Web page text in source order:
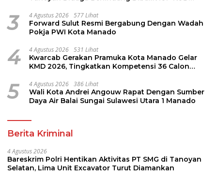
3 4 Agustus 2026 577 Lihat
Forward Sulut Resmi Bergabung Dengan Wadah
Pokja PWI Kota Manado
4 4 Agustus 2026 531 Lihat
Kwarcab Gerakan Pramuka Kota Manado Gelar
KMD 2026, Tingkatkan Kompetensi 36 Calon
5 4 Agustus 2026 386 Lihat
Wali Kota Andrei Angouw Rapat Dengan Sumber
Daya Air Balai Sungai Sulawesi Utara 1 Manado
Berita Kriminal
4 Agustus 2026
Bareskrim Polri Hentikan Aktivitas PT SMG di Tanoyan
Selatan, Lima Unit Excavator Turut Diamankan